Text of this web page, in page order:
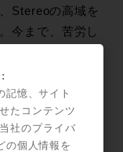
Stereoの高域を
今まで、苦労し
に操作すること
bx_Digitalとい
ます。まさに、
いでしょうか。
記憶、サイト
たコンテンツ
社のプライバ
の個人情報を